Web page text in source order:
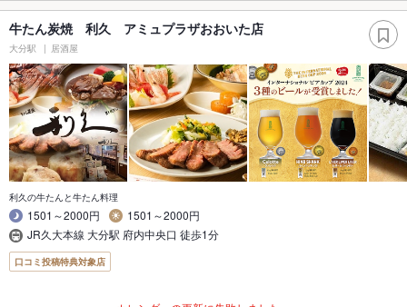
牛たん炭焼 利久 アミュプラザおおいた店
大分駅 居酒屋
利久の牛たんと牛たん料理
1501～2000円
1501～2000円
JR久大本線 大分駅 府内中央口 徒歩1分
口コミ投稿特典対象店